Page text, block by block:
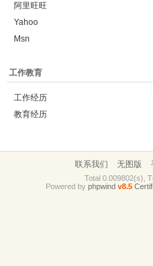
阿里旺旺
Yahoo
Msn
工作教育
工作经历
教育经历
联系我们 无图版
Total 0.009802(s),
Powered by phpwind v8.5